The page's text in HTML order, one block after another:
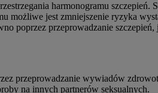
harmonogramu szczepień.
możliwe jest zmniejszenie ryzyka
poprzez przeprowadzanie
przeprowadzanie wywiadów
na innych partnerów seksualnych.